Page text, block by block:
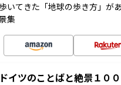
いてきた「地球の歩き方」が
集
イツのことばと絶景１００